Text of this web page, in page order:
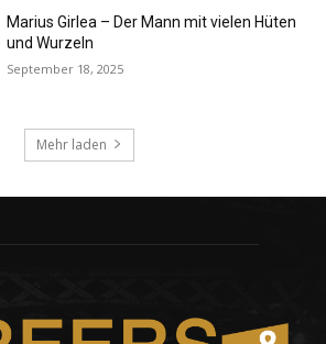
Marius Girlea – Der Mann mit vielen Hüten
und Wurzeln
September 18, 2025
Mehr laden